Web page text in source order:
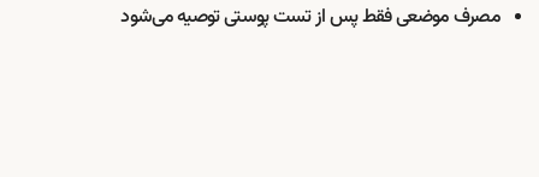
مصرف موضعی فقط پس از تست پوستی توصیه می‌شود